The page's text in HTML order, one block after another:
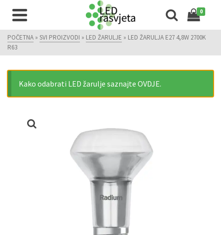
0
POČETNA » SVI PROIZVODI » LED ŽARULJE » LED ŽARULJA E27 4,8W 2700K
R63
Kako odabrati LED žarulje saznajte OVDJE.